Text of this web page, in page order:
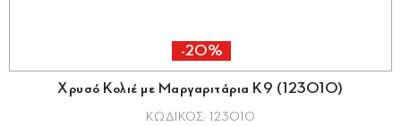
-20%
Χρυσό Κολιέ με Μαργαριτάρια Κ9 (123010)
ΚΩΔΙΚΟΣ: 123010